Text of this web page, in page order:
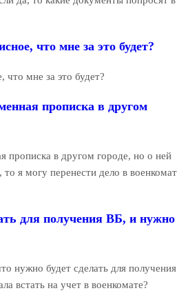
что мне за это будет?
мне за это будет?
прописка в другом
прописка в другом городе, но о ней
то я могу перенести дело в военкомат
для получения ВБ, и нужно
нужно будет сделать для получения
встать на учет в военкомате?